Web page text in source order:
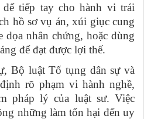
tiếp tay cho hành vi trái
hồ sơ vụ án, xúi giục cung
nhân chứng, hoặc dùng
để đạt được lợi thế.
Bộ luật Tố tụng dân sự và
rõ phạm vi hành nghề,
pháp lý của luật sư. Việc
những làm tổn hại đến uy